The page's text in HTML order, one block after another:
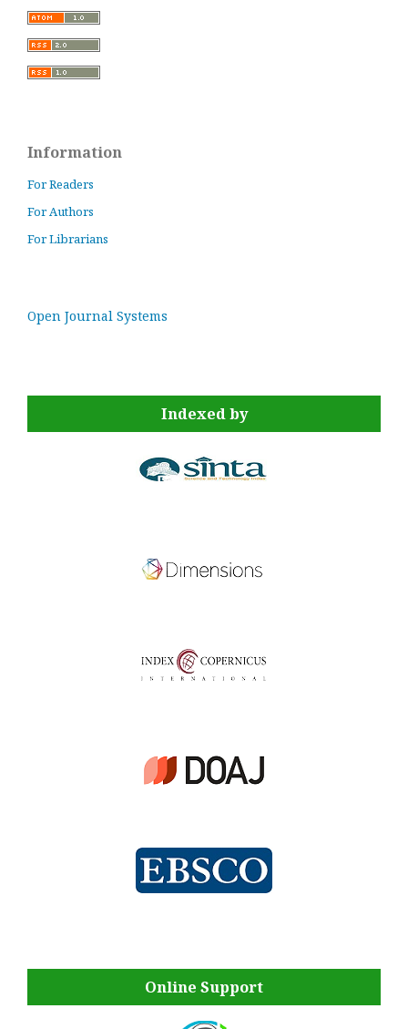
Information
For Readers
For Authors
For Librarians
Open Journal Systems
Indexed by
Online Support